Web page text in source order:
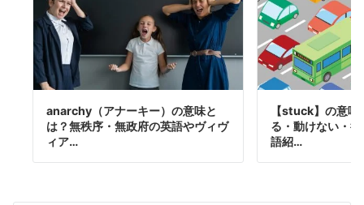
anarchy（アナーキー）の意味と
は？無秩序・無政府の英語やヴィヴ
ィア…
【stuck】の意
る・動けない・
語紹…